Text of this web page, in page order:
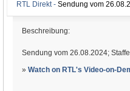
RTL Direkt - Sendung vom
Beschreibung:
Sendung vom 26.08.2024;
» Watch on RTL's Video-on-